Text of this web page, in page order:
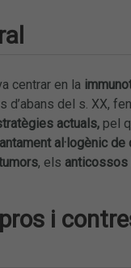
centrar en la
del s. XX,
actuals,pel
al·logènic de
, els
i